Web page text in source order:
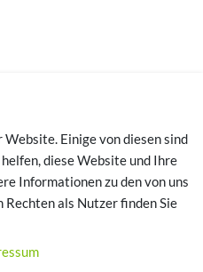
zuhause
Einige von diesen sind
diese Website und Ihre
Informationen zu den von uns
als Nutzer finden Sie